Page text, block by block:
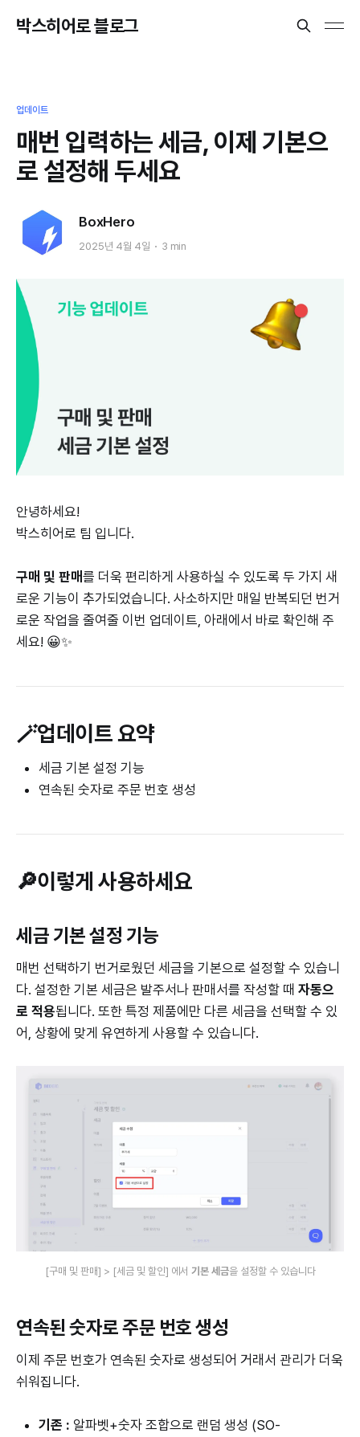
박스히어로 블로그
업데이트
매번 입력하는 세금, 이제 기본으
로 설정해 두세요
BoxHero
2025년 4월 4일 3 min
안녕하세요!
박스히어로 팀 입니다.
구매 및 판매를 더욱 편리하게 사용하실 수 있도록 두 가지 새
로운 기능이 추가되었습니다. 사소하지만 매일 반복되던 번거
로운 작업을 줄여줄 이번 업데이트, 아래에서 바로 확인해 주
세요! 😀✨
🪄업데이트 요약
세금 기본 설정 기능
연속된 숫자로 주문 번호 생성
🔎이렇게 사용하세요
세금 기본 설정 기능
매번 선택하기 번거로웠던 세금을 기본으로 설정할 수 있습니
다. 설정한 기본 세금은 발주서나 판매서를 작성할 때 자동으
로 적용됩니다. 또한 특정 제품에만 다른 세금을 선택할 수 있
어, 상황에 맞게 유연하게 사용할 수 있습니다.
[구매 및 판매] > [세금 및 할인] 에서 기본 세금을 설정할 수 있습니다
연속된 숫자로 주문 번호 생성
이제 주문 번호가 연속된 숫자로 생성되어 거래서 관리가 더욱
쉬워집니다.
기존 : 알파벳+숫자 조합으로 랜덤 생성 (SO-